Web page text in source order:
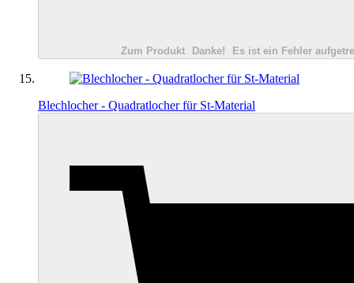
Zum Produkt Danke! Es ist ein Fehler
Blechlocher - Quadratlocher für St-Material